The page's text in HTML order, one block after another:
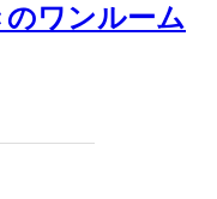
ワンルーム